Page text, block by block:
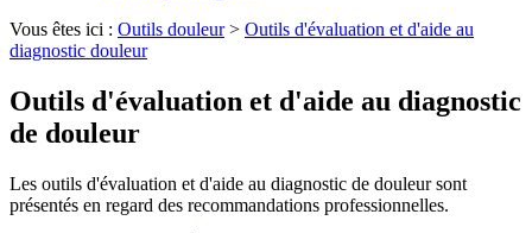
Vous êtes ici : Outils douleur> Outils d'évaluation et d'aide au
diagnostic douleur
Outils d'évaluation et d'aide au diagnostic
de douleur
Les outils d'évaluation et d'aide au diagnostic de douleur sont
présentés en regard des recommandations professionnelles.